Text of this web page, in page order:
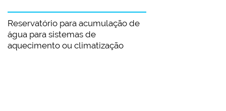
Reservatório para acumulação de
água para sistemas de
aquecimento ou climatização